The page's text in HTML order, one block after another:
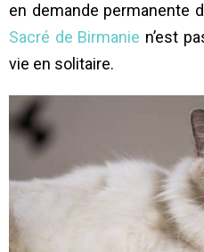
en demande permanente
Sacré de Birmanie n’est
vie en solitaire.